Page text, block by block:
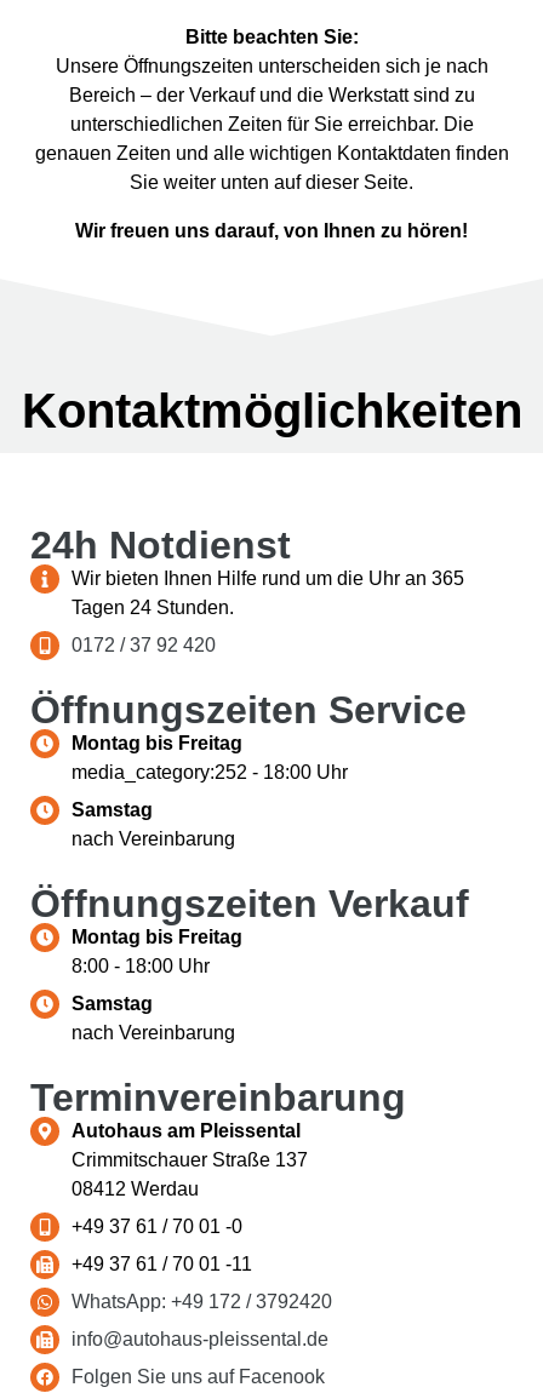
Bitte beachten Sie:
Unsere Öffnungszeiten unterscheiden sich je nach
Bereich – der Verkauf und die Werkstatt sind zu
unterschiedlichen Zeiten für Sie erreichbar. Die
genauen Zeiten und alle wichtigen Kontaktdaten finden
Sie weiter unten auf dieser Seite.
Wir freuen uns darauf, von Ihnen zu hören!
Kontakt­möglichkeiten
24h Notdienst
Wir bieten Ihnen Hilfe rund um die Uhr an 365
Tagen 24 Stunden.
0172 / 37 92 420
Öffnungs­zeiten Service
Montag bis Freitag
media_category:252 - 18:00 Uhr
Samstag
nach Vereinbarung
Öffnungs­zeiten Verkauf
Montag bis Freitag
8:00 - 18:00 Uhr
Samstag
nach Vereinbarung
Termin­vereinbarung
Autohaus am Pleissental
Crimmitschauer Straße 137
08412 Werdau
+49 37 61 / 70 01 -0
+49 37 61 / 70 01 -11
WhatsApp: +49 172 / 3792420
info@autohaus-pleissental.de
Folgen Sie uns auf Facenook